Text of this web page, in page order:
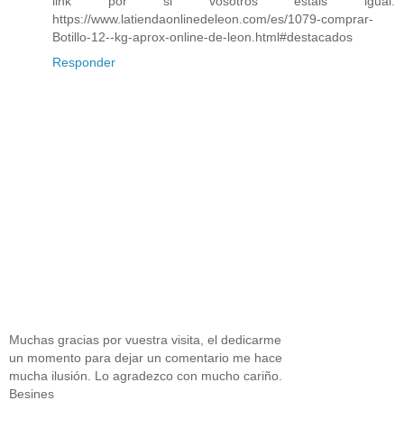
https://www.latiendaonlinedeleon.com/es/1079-comprar-
Botillo-12--kg-aprox-online-de-leon.html#destacados
Responder
Muchas gracias por vuestra visita, el dedicarme
un momento para dejar un comentario me hace
mucha ilusión. Lo agradezco con mucho cariño.
Besines